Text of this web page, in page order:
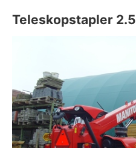
Teleskopstapler